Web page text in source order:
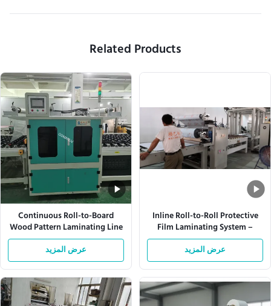
Related Products
Inline Roll-to-Roll Protective
Film Laminating System –
Customizable Film Thickness &
Speed with Automatic Tension
Control
عرض المزيد
Continuous Roll-to-Board
Wood Pattern Laminating Line
with UV Curing –
Customizable Film Width &
Laminating Speed
عرض المزيد